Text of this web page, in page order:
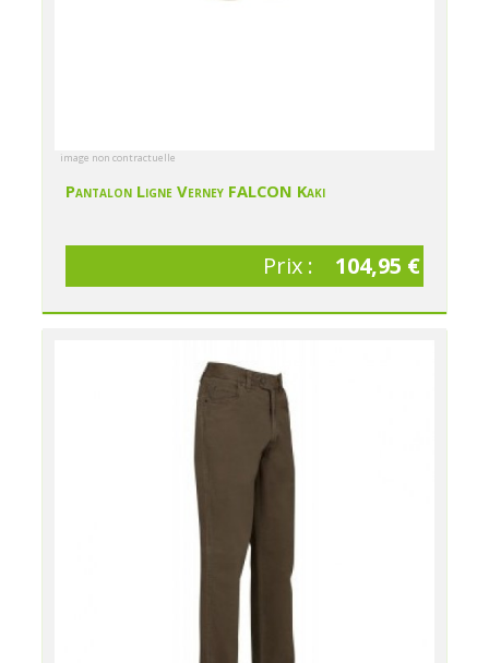
image non contractuelle
Pantalon Ligne Verney FALCON Kaki
Prix : 104,95 €